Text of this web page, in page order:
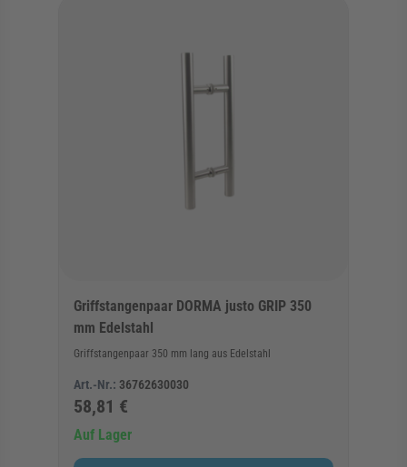
Griffstangenpaar DORMA justo GRIP 350
mm Edelstahl
Griffstangenpaar 350 mm lang aus Edelstahl
Art.-Nr.: 36762630030
58,81 €
Auf Lager